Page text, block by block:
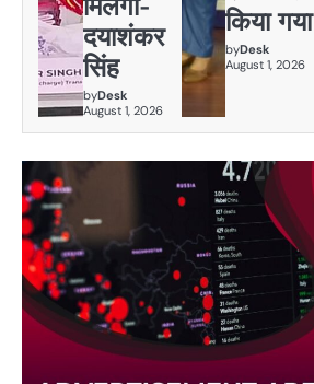
दयाशंकर
सिंह
byDesk
August 1, 2026
किया गया
byDesk
August 1, 2026